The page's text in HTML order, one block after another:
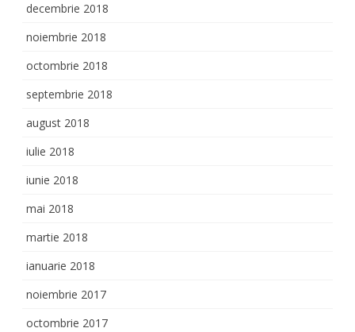
decembrie 2018
noiembrie 2018
octombrie 2018
septembrie 2018
august 2018
iulie 2018
iunie 2018
mai 2018
martie 2018
ianuarie 2018
noiembrie 2017
octombrie 2017